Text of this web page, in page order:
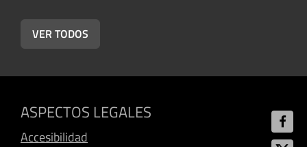
VER TODOS
ASPECTOS LEGALES
Accesibilidad